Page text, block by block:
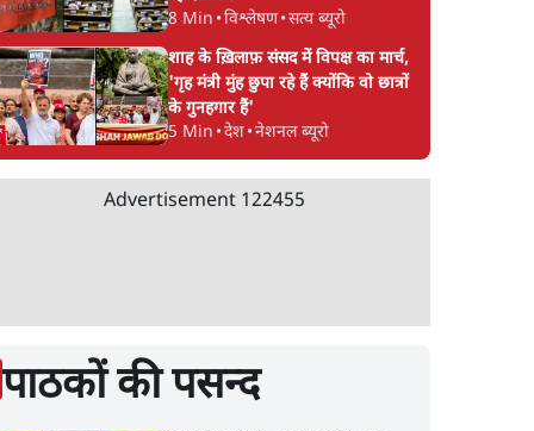
8 Min •विश्लेषण•सत्य ब्यूरो
शाह के ख़िलाफ़ संसद में विपक्ष का मार्च,
'गृह मंत्री मुंह छुपा रहे हैं क्योंकि वो छात्रों
के गुनहगार हैं'
5 Min •देश•नेशनल ब्यूरो
Advertisement 122455
पाठकों की पसन्द